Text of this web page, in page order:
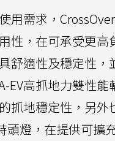
用需求，
性，在可承受更高
舒適性及穩定性，
EV高抓地力雙性能
抓地穩定性，另外
頭燈，在提供可擴